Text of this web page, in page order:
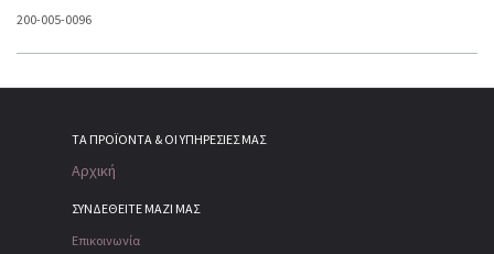
200-005-0096
ΤΑ ΠΡΟΪΌΝΤΑ & ΟΙ ΥΠΗΡΕΣΊΕΣ ΜΑΣ
Αρχική
ΣΥΝΔΕΘΕΙΤΕ ΜΑΖΙ ΜΑΣ
Επικοινωνία